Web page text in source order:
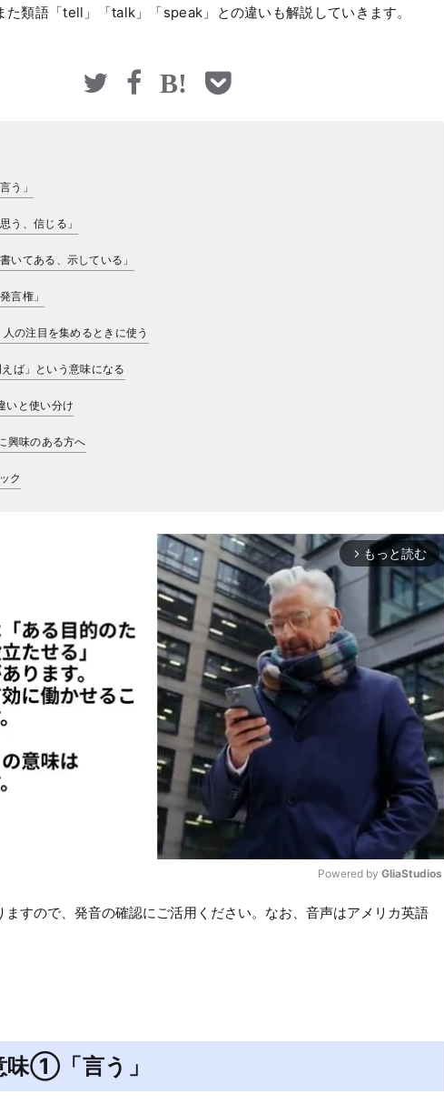
た類語「tell」「talk」「speak」との違いも解説していきます。
う」
う、信じる」
いてある、示している」
言権」
の注目を集めるときに使う
ば」という意味になる
いと使い分け
興味のある方へ
ク
arrow_forward_ios もっと読む
Powered by GliaStudios
ますので、発音の確認にご活用ください。なお、音声はアメリカ英語
味①「言う」